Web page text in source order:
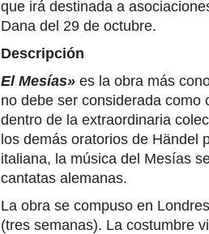
que irá destinada a
Dana del 29 de octubre.
Descripción
El Mesías» es la obra más
no debe ser considerada
dentro de la extraordinaria
los demás oratorios de Händel
italiana, la música del Mesías
cantatas alemanas.
La obra se compuso en
(tres semanas). La costumbre